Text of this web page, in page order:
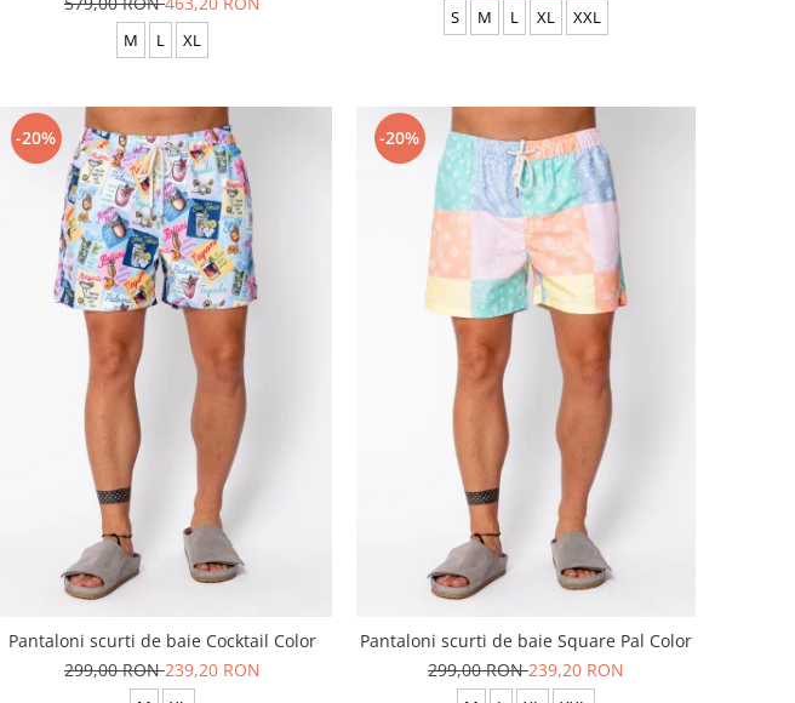
M L XL
S M L XL XXL
-20%
Pantaloni scurti de baie Cocktail Color
299,00 RON239,20 RON
-20%
Pantaloni scurti de baie Square Pal Color
299,00 RON239,20 RON